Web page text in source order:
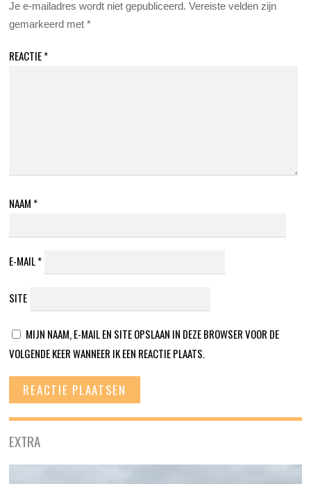
Je e-mailadres wordt niet gepubliceerd. Vereiste velden zijn
gemarkeerd met*
REACTIE*
NAAM *
E-MAIL*
SITE
MIJN NAAM, E-MAIL EN SITE OPSLAAN IN DEZE BROWSER VOOR DE
VOLGENDE KEER WANNEER IK EEN REACTIE PLAATS.
EXTRA